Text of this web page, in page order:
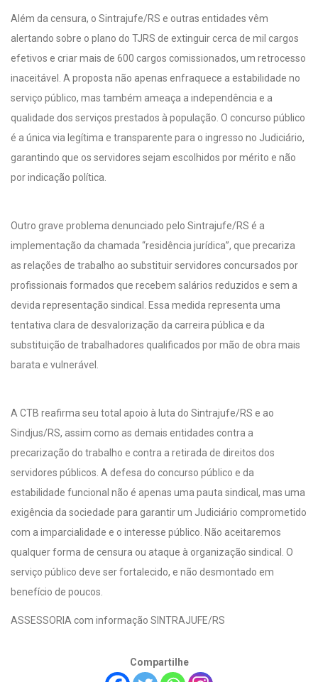
Além da censura, o Sintrajufe/RS e outras entidades vêm
alertando sobre o plano do TJRS de extinguir cerca de mil cargos
efetivos e criar mais de 600 cargos comissionados, um retrocesso
inaceitável. A proposta não apenas enfraquece a estabilidade no
serviço público, mas também ameaça a independência e a
qualidade dos serviços prestados à população. O concurso público
é a única via legítima e transparente para o ingresso no Judiciário,
garantindo que os servidores sejam escolhidos por mérito e não
por indicação política.
Outro grave problema denunciado pelo Sintrajufe/RS é a
implementação da chamada “residência jurídica”, que precariza
as relações de trabalho ao substituir servidores concursados por
profissionais formados que recebem salários reduzidos e sem a
devida representação sindical. Essa medida representa uma
tentativa clara de desvalorização da carreira pública e da
substituição de trabalhadores qualificados por mão de obra mais
barata e vulnerável.
A CTB reafirma seu total apoio à luta do Sintrajufe/RS e ao
Sindjus/RS, assim como as demais entidades contra a
precarização do trabalho e contra a retirada de direitos dos
servidores públicos. A defesa do concurso público e da
estabilidade funcional não é apenas uma pauta sindical, mas uma
exigência da sociedade para garantir um Judiciário comprometido
com a imparcialidade e o interesse público. Não aceitaremos
qualquer forma de censura ou ataque à organização sindical. O
serviço público deve ser fortalecido, e não desmontado em
benefício de poucos.
ASSESSORIA com informação SINTRAJUFE/RS
Compartilhe